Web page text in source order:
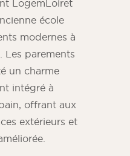
LogemLoiret
école
modernes à
Les parements
un charme
intégré à
offrant aux
extérieurs et